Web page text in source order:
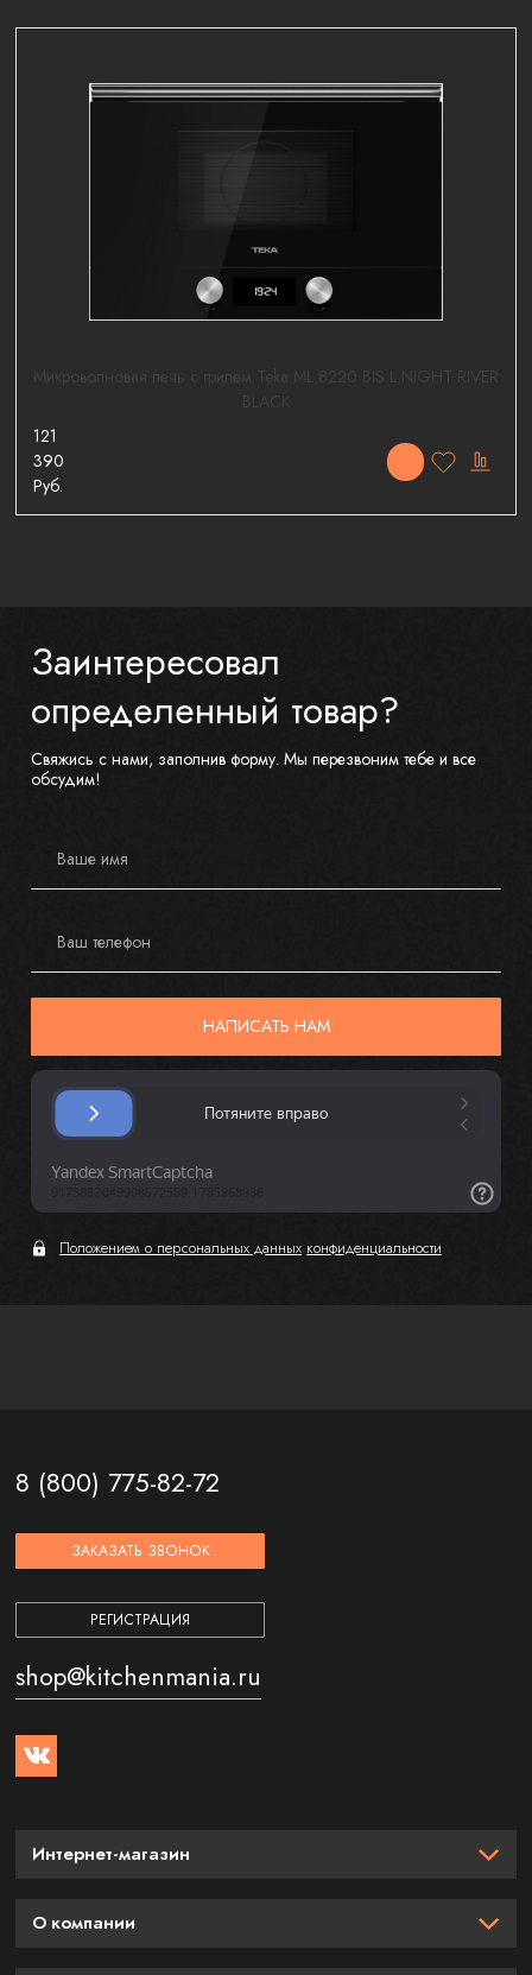
121
390
Руб.
Заинтересовал
определенный товар?
Свяжись с нами, заполнив форму. Мы перезвоним тебе и все
обсудим!
Ваше имя
Ваш телефон
НАПИСАТЬ НАМ
Положением о персональных данных конфиденциальности
8 (800) 775-82-72
ЗАКАЗАТЬ ЗВОНОК
РЕГИСТРАЦИЯ
shop@kitchenmania.ru
Интернет-магазин
О компании